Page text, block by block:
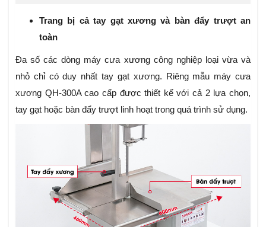
Trang bị cả tay gạt xương và bàn đẩy trượt an
toàn
Đa số các dòng máy cưa xương công nghiệp loại vừa và
nhỏ chỉ có duy nhất tay gạt xương. Riêng mẫu máy cưa
xương QH-300A cao cấp được thiết kế với cả 2 lựa chọn,
tay gạt hoặc bàn đẩy trượt linh hoạt trong quá trình sử dụng.